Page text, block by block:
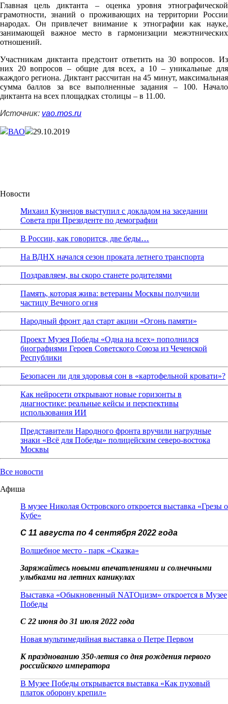
Главная цель диктанта – оценка уровня этнографической
грамотности, знаний о проживающих на территории России
народах. Он привлечет внимание к этнографии как науке,
занимающей важное место в гармонизации межэтнических
отношений.
Участникам диктанта предстоит ответить на 30 вопросов. Из
них 20 вопросов – общие для всех, а 10 – уникальные для
каждого региона. Диктант рассчитан на 45 минут, максимальная
сумма баллов за все выполненные задания – 100. Начало
диктанта на всех площадках столицы – в 11.00.
Источник: vao.mos.ru
ВАО 29.10.2019
Новости
Михаил Кузнецов выступил с докладом на заседании
Совета при Президенте по демографии
В России, как говорится, две беды…
На ВДНХ начался сезон проката летнего транспорта
Поздравляем, вы скоро станете родителями
Память, которая жива: ветераны Москвы получили
частицу Вечного огня
Народный фронт дал старт акции «Огонь памяти»
Проект Музея Победы «Одна на всех» пополнился
биографиями Героев Советского Союза из Чеченской
Республики
Безопасен ли для здоровья сон в «картофельной кровати»?
Как нейросети открывают новые горизонты в
диагностике: реальные кейсы и перспективы
использования ИИ
Представители Народного фронта вручили нагрудные
знаки «Всё для Победы» полицейским северо-востока
Москвы
Все новости
Афиша
В музее Николая Островского откроется выставка «Грезы о
Кубе»
С 11 августа по 4 сентября 2022 года
Волшебное место - парк «Сказка»
Заряжайтесь новыми впечатлениями и солнечными
улыбками на летних каникулах
Выставка «Обыкновенный NATOцизм» откроется в Музее
Победы
С 22 июня до 31 июля 2022 года
Новая мультимедийная выставка о Петре Первом
К празднованию 350-летия со дня рождения первого
российского императора
В Музее Победы открывается выставка «Как пуховый
платок оборону крепил»